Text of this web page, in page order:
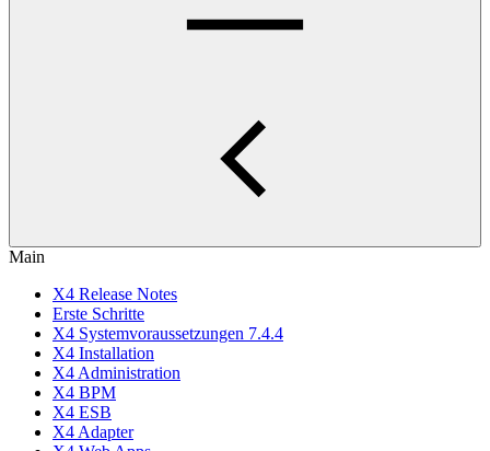
Main
X4 Release Notes
Erste Schritte
X4 Systemvoraussetzungen 7.4.4
X4 Installation
X4 Administration
X4 BPM
X4 ESB
X4 Adapter